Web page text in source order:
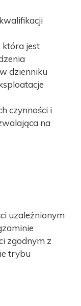
która jest
dzienniku
czynności i
na
uzależnionym
zgodnym z
trybu